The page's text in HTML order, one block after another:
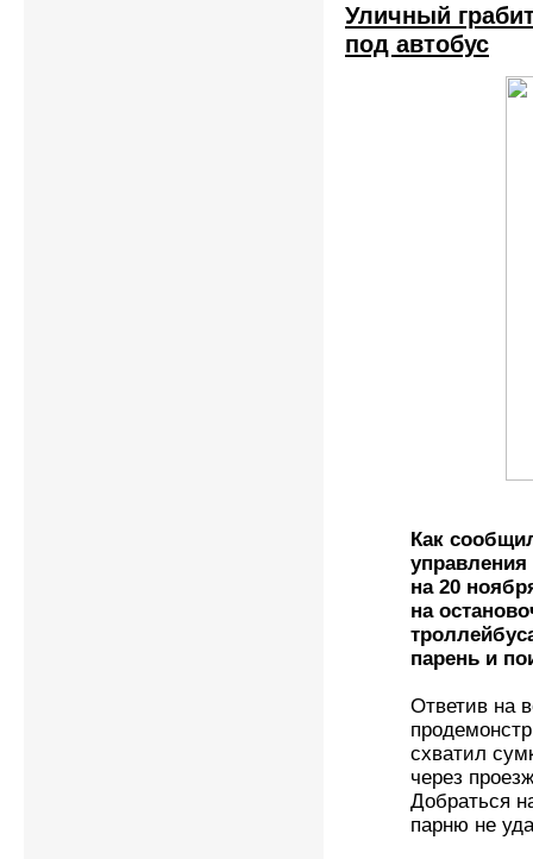
Уличный
под автобус
Как
на 20
на
парень и
Ответив на
схватил
через
Добраться
парню не